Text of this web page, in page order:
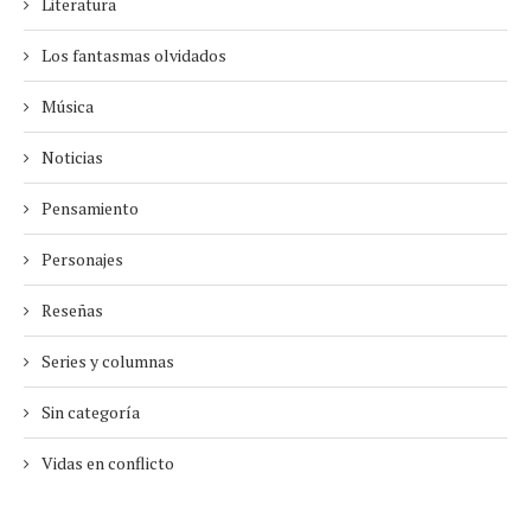
Los fantasmas olvidados
Música
Noticias
Pensamiento
Personajes
Reseñas
Series y columnas
Sin categoría
Vidas en conflicto